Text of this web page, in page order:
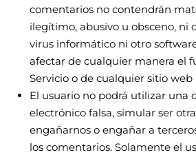
comentarios no contendrán
ilegítimo, abusivo u obsceno, ni
virus informático ni otro
afectar de cualquier manera el
Servicio o de cualquier sitio web
El usuario no podrá utilizar una
electrónico falsa, simular ser
engañarnos o engañar a
los comentarios. Solamente el